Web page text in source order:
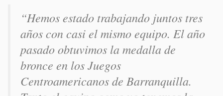
“Hemos estado trabajando juntos tres
años con casi el mismo equipo. El año
pasado obtuvimos la medalla de
bronce en los Juegos
Centroamericanos de Barranquilla.